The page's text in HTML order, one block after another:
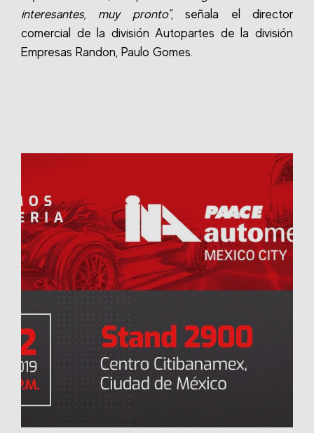
interesantes, muy pronto", señala el director
comercial de la división Autopartes de la división
Empresas Randon, Paulo Gomes.